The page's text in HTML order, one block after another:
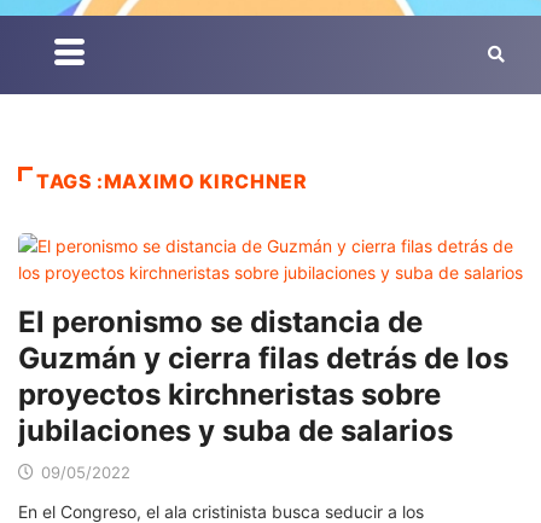
TAGS :MAXIMO KIRCHNER
El peronismo se distancia de
Guzmán y cierra filas detrás de los
proyectos kirchneristas sobre
jubilaciones y suba de salarios
09/05/2022
En el Congreso, el ala cristinista busca seducir a los